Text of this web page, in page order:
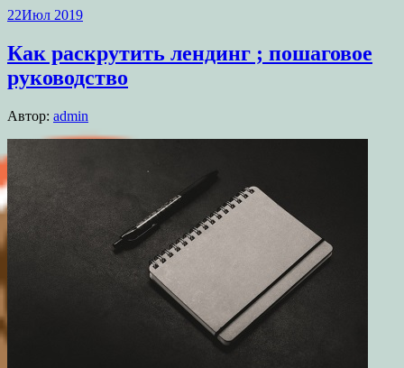
22Июл 2019
Как раскрутить лендинг ; пошаговое
руководство
Автор: admin